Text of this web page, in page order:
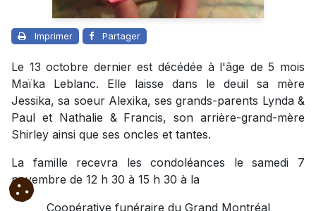
Imprimer Partager
Le 13 octobre dernier est décédée à l'âge de 5 mois
Maïka Leblanc. Elle laisse dans le deuil sa mère
Jessika, sa soeur Alexika, ses grands-parents Lynda &
Paul et Nathalie & Francis, son arrière-grand-mère
Shirley ainsi que ses oncles et tantes.
La famille recevra les condoléances le samedi 7
novembre de 12 h 30 à 15 h 30 à la
Coopérative funéraire du Grand Montréal